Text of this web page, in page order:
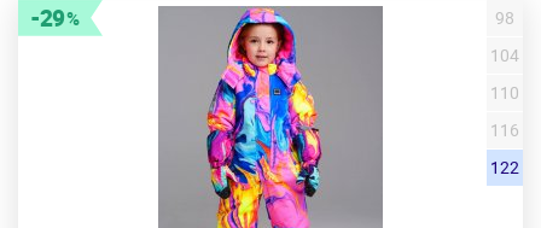
29
98
104
110
116
122